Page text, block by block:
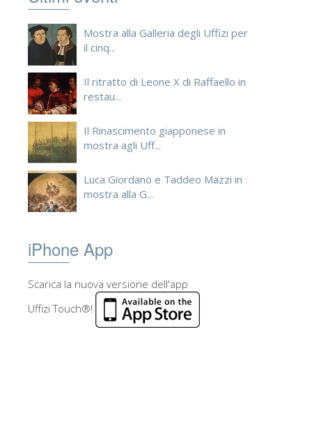
Mostra alla Galleria degli Uffizi per
il cinq...
Il ritratto di Leone X di Raffaello in
restau...
Il Rinascimento giapponese in
mostra agli Uff...
Luca Giordano e Taddeo Mazzi in
mostra alla G...
iPhone App
Scarica la nuova versione dell'app
Uffizi Touch®!